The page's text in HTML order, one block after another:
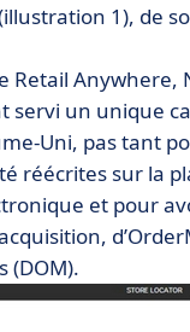
1), de
Retail
servi un unique
Uni, pas tant
réécrites sur la
et pour
(DOM).